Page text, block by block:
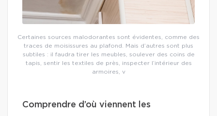
Certaines sources malodorantes sont évidentes, comme des
traces de moisissures au plafond. Mais d’autres sont plus
subtiles : il faudra tirer les meubles, soulever des coins de
tapis, sentir les textiles de près, inspecter l’intérieur des
armoires, v
Comprendre d’où viennent les